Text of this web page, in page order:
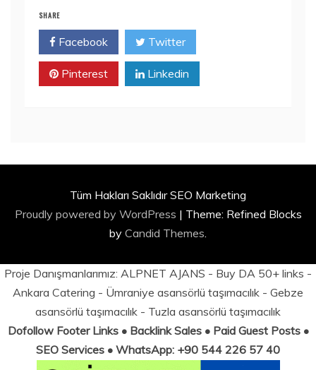
SHARE
Facebook Twitter
Pinterest Linkedin
Tüm Hakları Saklıdır SEO Marketing
Proudly powered by WordPress | Theme: Refined Blocks
by Candid Themes.
Proje Danışmanlarımız: ALPNET AJANS - Buy DA 50+ links -
Ankara Catering - Ümraniye asansörlü taşımacılık - Gebze
asansörlü taşımacılık - Tuzla asansörlü taşımacılık
Dofollow Footer Links • Backlink Sales • Paid Guest Posts •
SEO Services • WhatsApp: +90 544 226 57 40